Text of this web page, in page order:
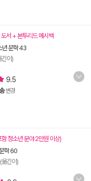
서 + 본투리드 메시백
년 문학 43
이)
9.5
변경
청소년 분야 2만원 이상)
학 60
긴이)